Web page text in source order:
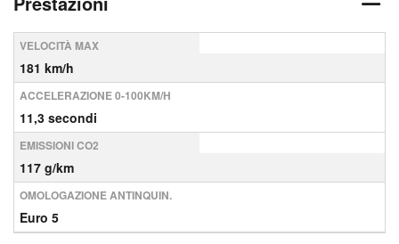
VELOCITÀ MAX
181 km/h
ACCELERAZIONE 0-100KM/H
11,3 secondi
EMISSIONI CO2
117 g/km
OMOLOGAZIONE ANTINQUIN.
Euro 5